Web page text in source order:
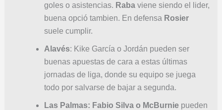
goles o asistencias. Raba viene siendo el lider,
buena opció tambien. En defensa Rosier
suele cumplir.
Alavés: Kike García o Jordán pueden ser
buenas apuestas de cara a estas últimas
jornadas de liga, donde su equipo se juega
todo por salvarse de bajar a segunda.
Las Palmas: Fabio Silva o McBurniepueden